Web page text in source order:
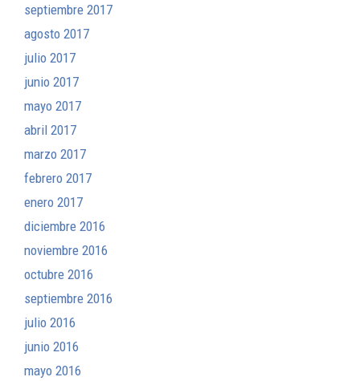
septiembre 2017
agosto 2017
julio 2017
junio 2017
mayo 2017
abril 2017
marzo 2017
febrero 2017
enero 2017
diciembre 2016
noviembre 2016
octubre 2016
septiembre 2016
julio 2016
junio 2016
mayo 2016